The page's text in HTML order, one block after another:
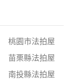
桃園市法拍屋
苗栗縣法拍屋
南投縣法拍屋